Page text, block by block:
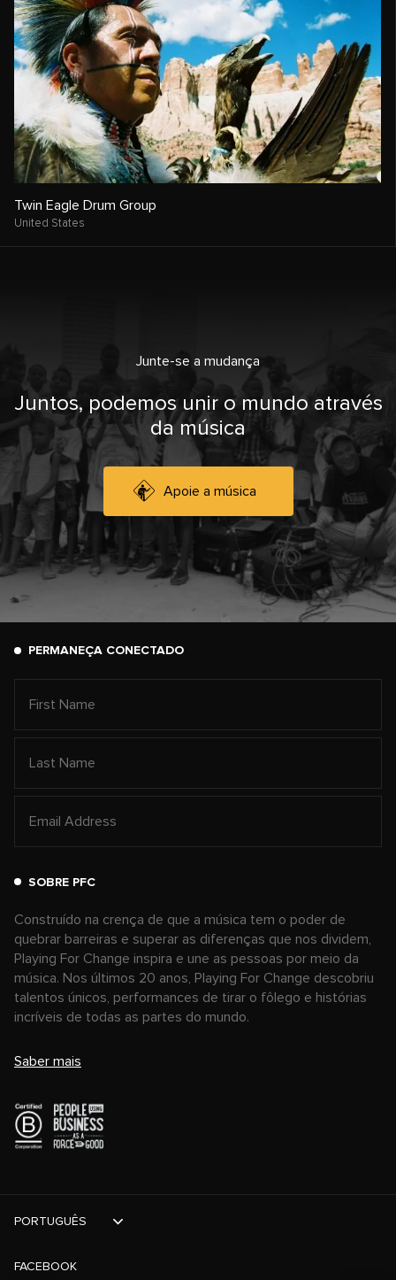
Twin Eagle Drum Group
United States
Junte-se a mudança
Juntos, podemos unir o mundo através
da música
Apoie a música
PERMANEÇA CONECTADO
SOBRE PFC
Construído na crença de que a música tem o poder de
quebrar barreiras e superar as diferenças que nos dividem,
Playing For Change inspira e une as pessoas por meio da
música. Nos últimos 20 anos, Playing For Change descobriu
talentos únicos, performances de tirar o fôlego e histórias
incríveis de todas as partes do mundo.
Saber mais
FACEBOOK
PORTUGUÊS